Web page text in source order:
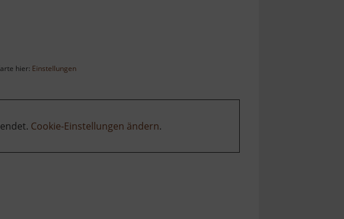
hier: Einstellungen
Cookie-Einstellungen ändern.